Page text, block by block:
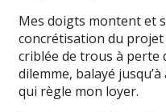
Mes doigts montent et
concrétisation du projet
criblée de trous à perte
dilemme, balayé
qui règle mon loyer.